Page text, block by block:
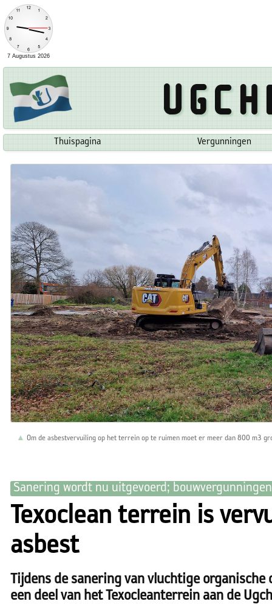
Thuispagina Vergunningen
Om de asbestvervuiling op het terrein op te ruimen moet er meer dan 800 m3
Sanering wordt nu uitgevoerd;
Texoclean terrein is
asbest
Tijdens de sanering van vluchtige
een deel van het Texocleanterrein aan de